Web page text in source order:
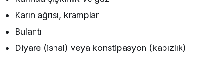
Karın ağrısı, kramplar
Bulantı
Diyare (ishal) veya konstipasyon (kabızlık)